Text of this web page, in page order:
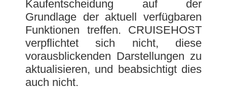
Kaufentscheidung auf der
Grundlage der aktuell verfügbaren
Funktionen treffen. CRUISEHOST
verpflichtet sich nicht, diese
vorausblickenden Darstellungen zu
aktualisieren, und beabsichtigt dies
auch nicht.